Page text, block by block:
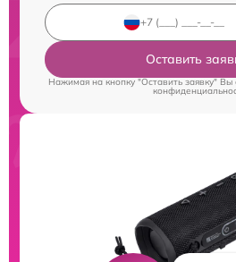
Оставить
Нажимая на кнопку "Оставить заявку" Вы